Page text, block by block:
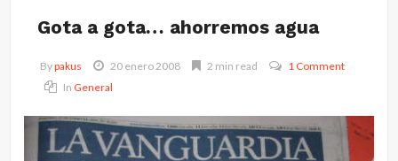
Gota a gota… ahorremos agua
Bypakus 20 enero 2008 2 min read
1 Comment
In General